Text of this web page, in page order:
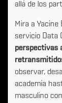
allá de los
Mira a
servicio Data
perspectivas
observar,
academia
masculino